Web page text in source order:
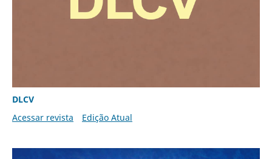
DLCV
Acessar revista
Edição Atual